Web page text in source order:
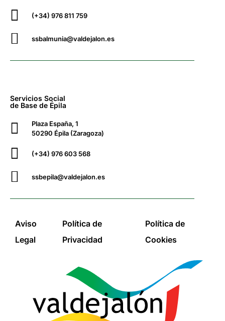
(+34) 976 811 759
ssbalmunia@valdejalon.es
Servicios Social
de Base de Épila
Plaza España, 1
50290 Épila (Zaragoza)
(+34) 976 603 568
ssbepila@valdejalon.es
Aviso
Legal
Política de
Privacidad
Política de
Cookies